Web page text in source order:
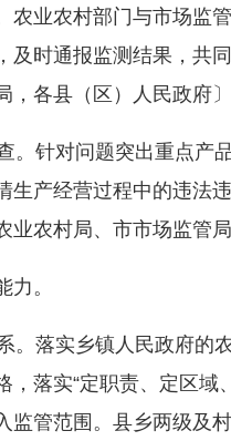
农业农村部门与市场监
及时通报监测结果，共
，各县（区）人民政府〕
针对问题突出重点产
生产经营过程中的违法
业农村局、市市场监管
。
落实乡镇人民政府的
，落实“定职责、定区
监管范围。县乡两级及